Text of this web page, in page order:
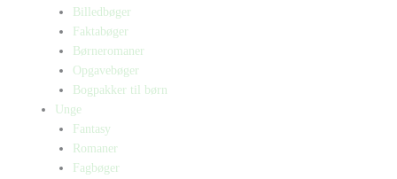
Billedbøger
Faktabøger
Børneromaner
Opgavebøger
Bogpakker til børn
Unge
Fantasy
Romaner
Fagbøger